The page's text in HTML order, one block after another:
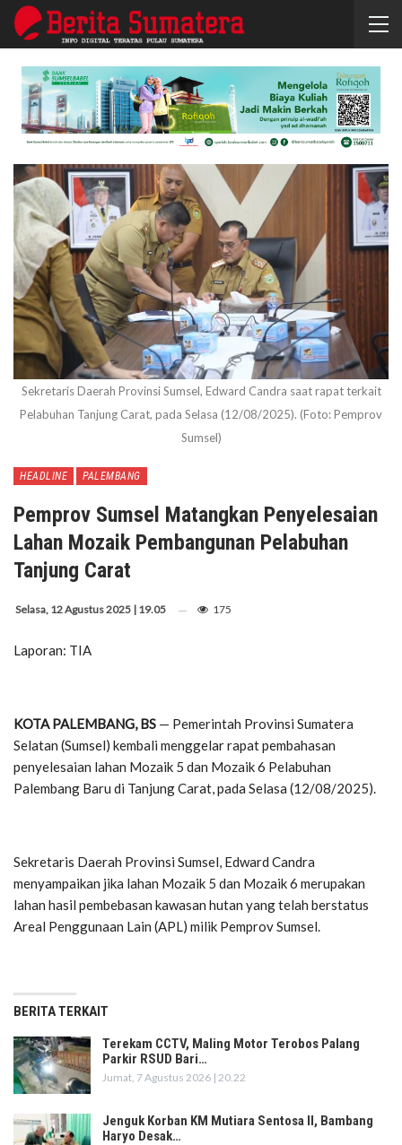
Sekretaris Daerah Provinsi Sumsel, Edward Candra saat rapat terkait
Pelabuhan Tanjung Carat, pada Selasa (12/08/2025). (Foto: Pemprov
Sumsel)
HEADLINE PALEMBANG
Pemprov Sumsel Matangkan Penyelesaian
Lahan Mozaik Pembangunan Pelabuhan
Tanjung Carat
Selasa, 12 Agustus 2025 | 19.05 175
Laporan: TIA
KOTA PALEMBANG, BS — Pemerintah Provinsi Sumatera
Selatan (Sumsel) kembali menggelar rapat pembahasan
penyelesaian lahan Mozaik 5 dan Mozaik 6 Pelabuhan
Palembang Baru di Tanjung Carat, pada Selasa (12/08/2025).
Sekretaris Daerah Provinsi Sumsel, Edward Candra
menyampaikan jika lahan Mozaik 5 dan Mozaik 6 merupakan
lahan hasil pembebasan kawasan hutan yang telah berstatus
Areal Penggunaan Lain (APL) milik Pemprov Sumsel.
BERITA TERKAIT
Terekam CCTV, Maling Motor Terobos Palang
Parkir RSUD Bari…
Jumat, 7 Agustus 2026 | 20.22
Jenguk Korban KM Mutiara Sentosa II, Bambang
Haryo Desak…